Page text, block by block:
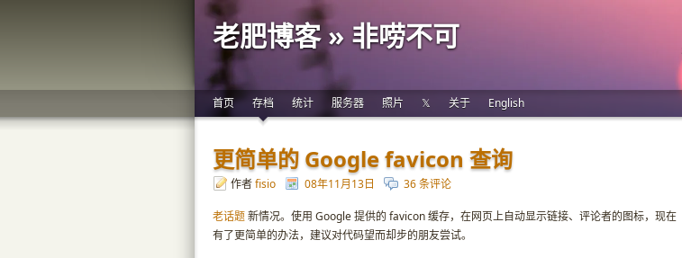
老肥博客 » 非唠不可
首页 存档 统计 服务器 照片 𝕏 关于 English
更简单的 Google favicon 查询
作者fisio 08年11月13日 36 条评论
老话题新情况。使用 Google 提供的 favicon 缓存，在网页上自动显示链接、评论者的图标，现在
有了更简单的办法，建议对代码望而却步的朋友尝试。